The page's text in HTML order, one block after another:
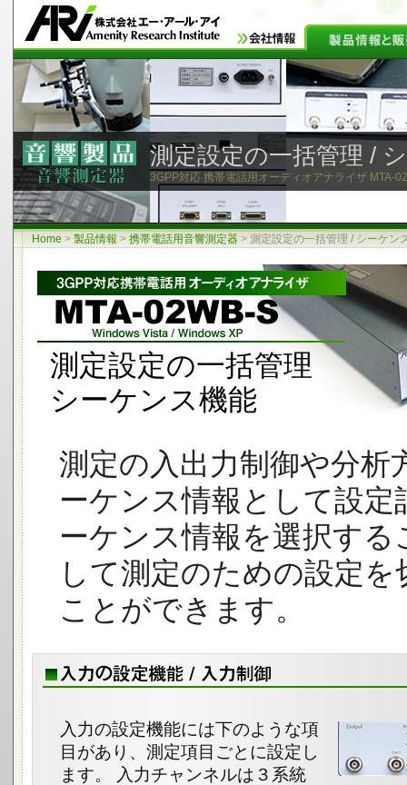
測定設定の一括管理 /
3GPP対応 携帯電話用オーディオアナライザ MTA-
Home > 製品情報 > 携帯電話用音響測定器 > 測定設定の一括管理 / シーケン
測定設定の一括管理
シーケンス機能
測定の入出力制御や分析
ーケンス情報として設定
ーケンス情報を選択する
して測定のための設定を
ことができます。
入力の設定機能には下のような項
目があり、測定項目ごとに設定し
ます。 入力チャンネルは３系統